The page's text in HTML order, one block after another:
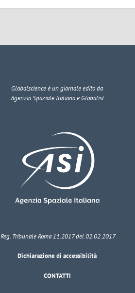
Globalscienceè un giornale edito da
Agenzia Spaziale Italiana e Globalist
Reg. Tribunale Roma 11.2017 del 02.02.2017
Dichiarazione di accessibilità
CONTATTI